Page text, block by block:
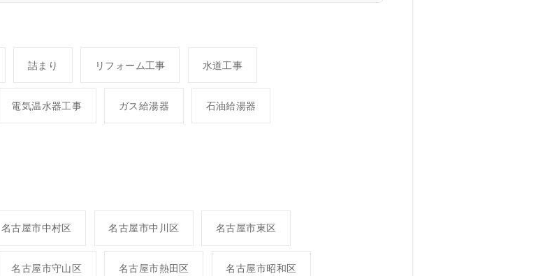
詰まり リフォーム工事 水道工事
電気温水器工事 ガス給湯器 石油給湯器
名古屋市中村区 名古屋市中川区 名古屋市東区
名古屋市守山区 名古屋市熱田区 名古屋市昭和区